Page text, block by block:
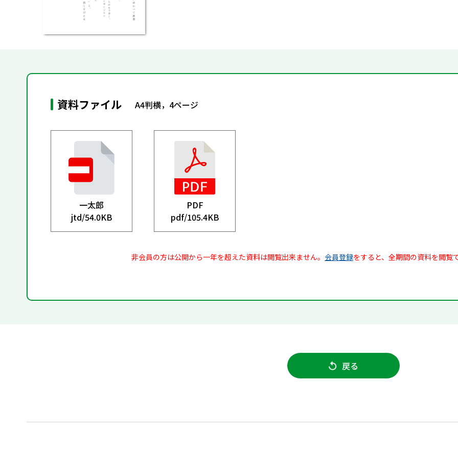
資料ファイル A4判横，4ページ
一太郎
jtd/54.0KB
PDF
pdf/105.4KB
非会員の方は公開から一年を超えた資料は閲覧出来ません。 会員登録をすると、全期間の資料を閲覧
戻る